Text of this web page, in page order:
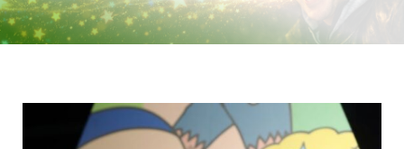
ご予約について
当日の過ごし方